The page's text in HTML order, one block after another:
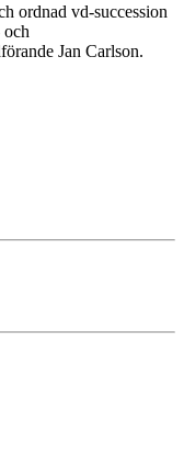
ordnad vd-succession
och
Jan Carlson.